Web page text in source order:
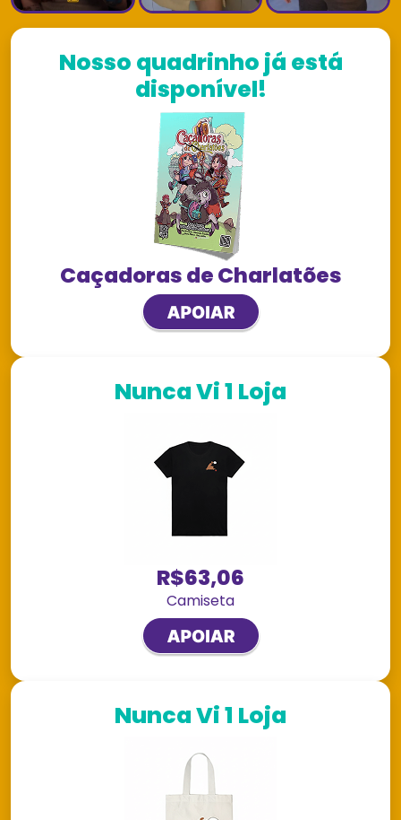
Nosso quadrinho já está
disponível!
Caçadoras de Charlatões
Nunca Vi 1 Loja
R$63,06
Camiseta
Nunca Vi 1 Loja